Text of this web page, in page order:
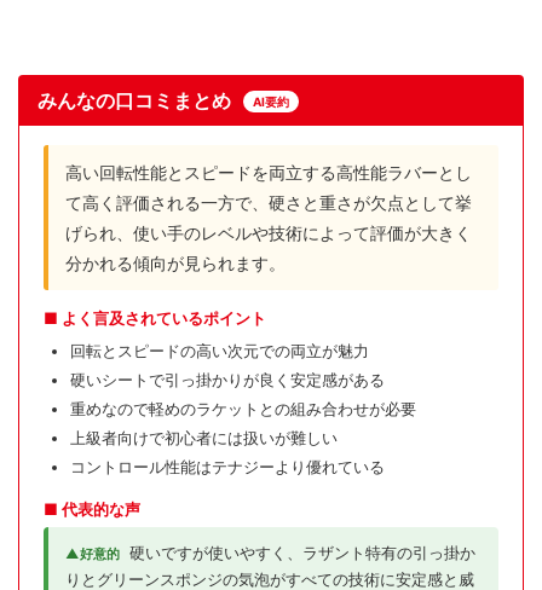
みんなの口コミまとめ AI要約
高い回転性能とスピードを両立する高性能ラバーとし
て高く評価される一方で、硬さと重さが欠点として挙
げられ、使い手のレベルや技術によって評価が大きく
分かれる傾向が見られます。
■ よく言及されているポイント
回転とスピードの高い次元での両立が魅力
硬いシートで引っ掛かりが良く安定感がある
重めなので軽めのラケットとの組み合わせが必要
上級者向けで初心者には扱いが難しい
コントロール性能はテナジーより優れている
■ 代表的な声
▲好意的 硬いですが使いやすく、ラザント特有の引っ掛か
りとグリーンスポンジの気泡がすべての技術に安定感と威